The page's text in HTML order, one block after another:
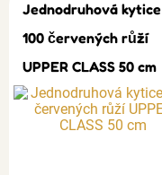
Jednodruhová kytice
100 červených růží
UPPER CLASS 50 cm